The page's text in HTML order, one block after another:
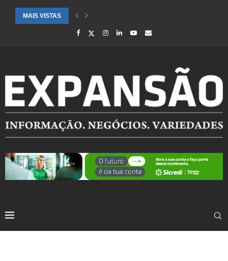
MAIS VISTAS
CIDADES ATENDIDAS PELO SEBRAE RS SÃO DESTAQUE EM